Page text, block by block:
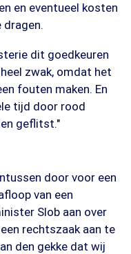
en eventueel kosten
dit goedkeuren
zwak, omdat het
fouten maken. En
tijd door rood
geflitst."
door voor een
van een
Slob aan over
rechtszaak aan te
den gekke dat wij